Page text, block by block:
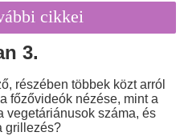
cikkei
3.
részében többek közt arról
főzővideók nézése, mint a
vegetáriánusok száma, és
grillezés?